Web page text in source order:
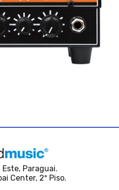
Paraguai.
Center, 2º Piso.